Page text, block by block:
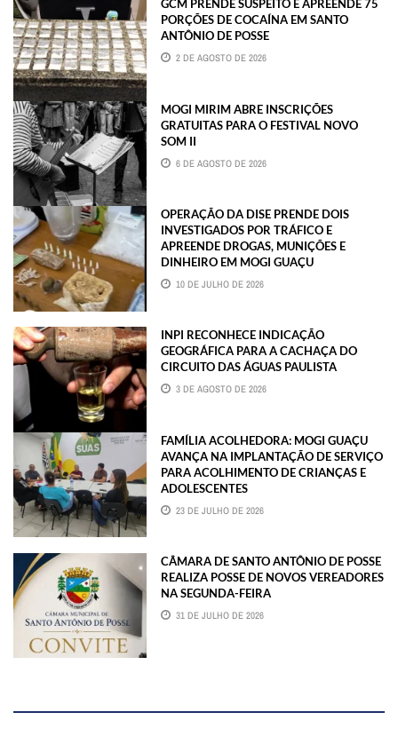
GCM PRENDE SUSPEITO E APREENDE 75
PORÇÕES DE COCAÍNA EM SANTO
ANTÔNIO DE POSSE
2 DE AGOSTO DE 2026
MOGI MIRIM ABRE INSCRIÇÕES
GRATUITAS PARA O FESTIVAL NOVO
SOM II
6 DE AGOSTO DE 2026
OPERAÇÃO DA DISE PRENDE DOIS
INVESTIGADOS POR TRÁFICO E
APREENDE DROGAS, MUNIÇÕES E
DINHEIRO EM MOGI GUAÇU
10 DE JULHO DE 2026
INPI RECONHECE INDICAÇÃO
GEOGRÁFICA PARA A CACHAÇA DO
CIRCUITO DAS ÁGUAS PAULISTA
3 DE AGOSTO DE 2026
FAMÍLIA ACOLHEDORA: MOGI GUAÇU
AVANÇA NA IMPLANTAÇÃO DE SERVIÇO
PARA ACOLHIMENTO DE CRIANÇAS E
ADOLESCENTES
23 DE JULHO DE 2026
CÂMARA DE SANTO ANTÔNIO DE POSSE
REALIZA POSSE DE NOVOS VEREADORES
NA SEGUNDA-FEIRA
31 DE JULHO DE 2026